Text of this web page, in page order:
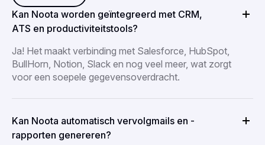
Kan Noota worden geïntegreerd met CRM,
ATS en productiviteitstools?
Ja! Het maakt verbinding met Salesforce, HubSpot,
BullHorn, Notion, Slack en nog veel meer, wat zorgt
voor een soepele gegevensoverdracht.
Kan Noota automatisch vervolgmails en -
rapporten genereren?